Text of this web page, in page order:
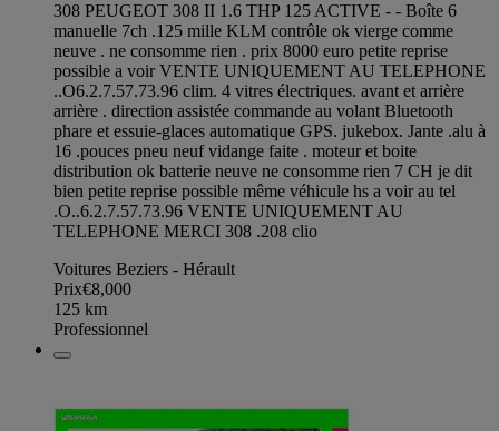
308 PEUGEOT 308 II 1.6 THP 125 ACTIVE - - Boîte 6
manuelle 7ch .125 mille KLM contrôle ok vierge comme
neuve . ne consomme rien . prix 8000 euro petite reprise
possible a voir VENTE UNIQUEMENT AU TELEPHONE
..O6.2.7.57.73.96 clim. 4 vitres électriques. avant et arrière
arrière . direction assistée commande au volant Bluetooth
phare et essuie-glaces automatique GPS. jukebox. Jante .alu à
16 .pouces pneu neuf vidange faite . moteur et boite
distribution ok batterie neuve ne consomme rien 7 CH je dit
bien petite reprise possible même véhicule hs a voir au tel
.O..6.2.7.57.73.96 VENTE UNIQUEMENT AU
TELEPHONE MERCI 308 .208 clio
Voitures Beziers - Hérault
Prix€8,000
125 km
Professionnel